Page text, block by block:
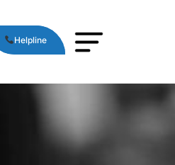
Helpline